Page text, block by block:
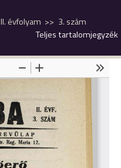
II. évfolyam
3. szám
Teljes tartalomjegyzék